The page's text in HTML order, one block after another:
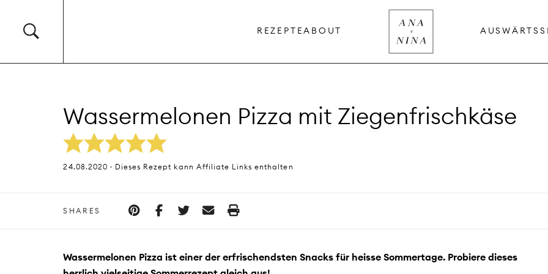
REZEPTEABOUT AUSWÄRTS
Wassermelonen Pizza mit Ziegenfrischkäse
24.08.2020 · Dieses Rezept kann Affiliate Links enthalten
SHARES
Wassermelonen Pizza ist einer der erfrischendsten Snacks für heisse Sommertage. Probiere dieses